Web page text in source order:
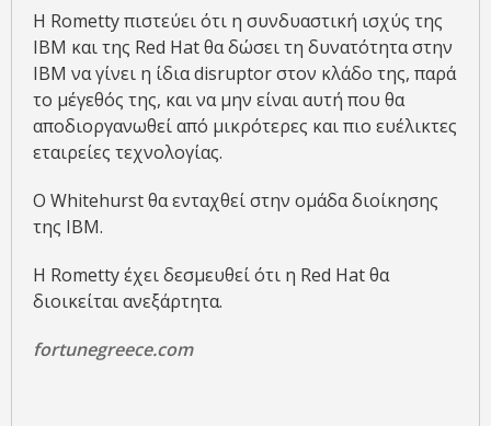
Η Rometty πιστεύει ότι η συνδυαστική ισχύς της
IBM και της Red Hat θα δώσει τη δυνατότητα στην
IBM να γίνει η ίδια disruptor στον κλάδο της, παρά
το μέγεθός της, και να μην είναι αυτή που θα
αποδιοργανωθεί από μικρότερες και πιο ευέλικτες
εταιρείες τεχνολογίας.
Ο Whitehurst θα ενταχθεί στην ομάδα διοίκησης
της IBM.
Η Rometty έχει δεσμευθεί ότι η Red Hat θα
διοικείται ανεξάρτητα.
fortunegreece.com